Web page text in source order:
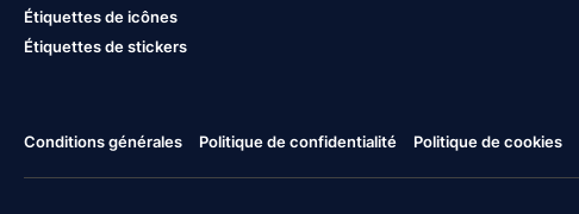
Étiquettes de icônes
Étiquettes de stickers
Conditions générales Politique de confidentialité Politique de cookies